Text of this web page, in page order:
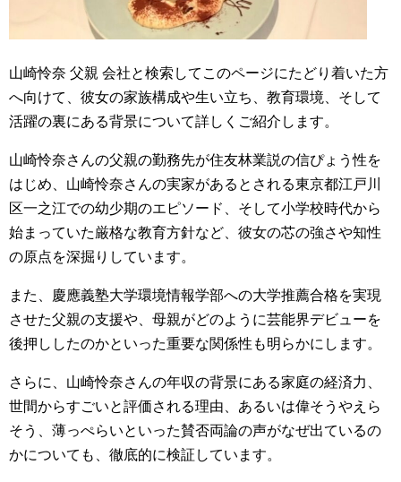
山崎怜奈 父親 会社と検索してこのページにたどり着いた方
へ向けて、彼女の家族構成や生い立ち、教育環境、そして
活躍の裏にある背景について詳しくご紹介します。
山崎怜奈さんの父親の勤務先が住友林業説の信ぴょう性を
はじめ、山崎怜奈さんの実家があるとされる東京都江戸川
区一之江での幼少期のエピソード、そして小学校時代から
始まっていた厳格な教育方針など、彼女の芯の強さや知性
の原点を深掘りしています。
また、慶應義塾大学環境情報学部への大学推薦合格を実現
させた父親の支援や、母親がどのように芸能界デビューを
後押ししたのかといった重要な関係性も明らかにします。
さらに、山崎怜奈さんの年収の背景にある家庭の経済力、
世間からすごいと評価される理由、あるいは偉そうやえら
そう、薄っぺらいといった賛否両論の声がなぜ出ているの
かについても、徹底的に検証しています。